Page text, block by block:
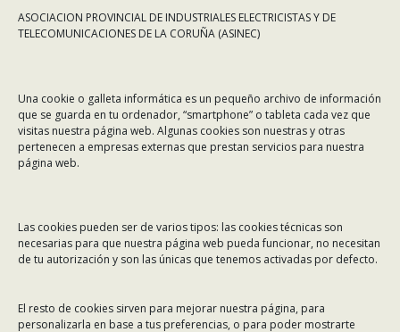
ASOCIACION PROVINCIAL DE INDUSTRIALES ELECTRICISTAS Y DE
TELECOMUNICACIONES DE LA CORUÑA (ASINEC)
Una cookie o galleta informática es un pequeño archivo de información
que se guarda en tu ordenador, “smartphone” o tableta cada vez que
visitas nuestra página web. Algunas cookies son nuestras y otras
pertenecen a empresas externas que prestan servicios para nuestra
página web.
Las cookies pueden ser de varios tipos: las cookies técnicas son
necesarias para que nuestra página web pueda funcionar, no necesitan
de tu autorización y son las únicas que tenemos activadas por defecto.
El resto de cookies sirven para mejorar nuestra página, para
personalizarla en base a tus preferencias, o para poder mostrarte
Dirección: Rafael Alberti 7, 1º C-D. 15008 A Coruña
Teléfono: 981 299 710
Email: asinec@asinec.org
Noticias
Servicios